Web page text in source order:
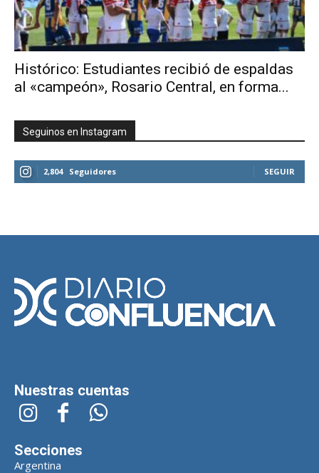
Histórico: Estudiantes recibió de espaldas
al «campeón», Rosario Central, en forma...
Seguinos en Instagram
2,804 Seguidores SEGUIR
Nuestras cuentas
Secciones
Argentina